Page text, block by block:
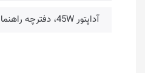
آداپتور 45W، دفترچه راهنما، کارت گارانتی